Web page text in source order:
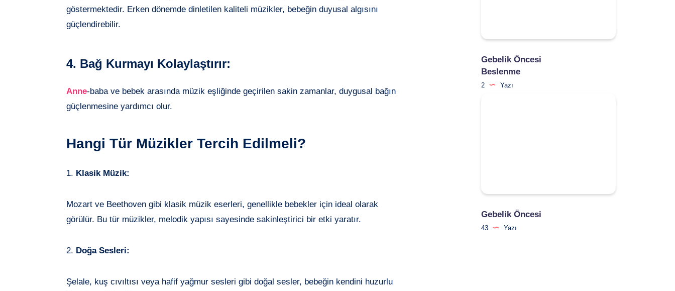
göstermektedir. Erken dönemde dinletilen kaliteli müzikler, bebeğin duyusal algısını
güçlendirebilir.
4. Bağ Kurmayı Kolaylaştırır:
Anne-baba ve bebek arasında müzik eşliğinde geçirilen sakin zamanlar, duygusal bağın
güçlenmesine yardımcı olur.
Hangi Tür Müzikler Tercih Edilmeli?
1. Klasik Müzik:
Mozart ve Beethoven gibi klasik müzik eserleri, genellikle bebekler için ideal olarak
görülür. Bu tür müzikler, melodik yapısı sayesinde sakinleştirici bir etki yaratır.
2. Doğa Sesleri:
Şelale, kuş cıvıltısı veya hafif yağmur sesleri gibi doğal sesler, bebeğin kendini huzurlu
Gebelik Öncesi
Beslenme
2 Yazı
Gebelik Öncesi
43 Yazı